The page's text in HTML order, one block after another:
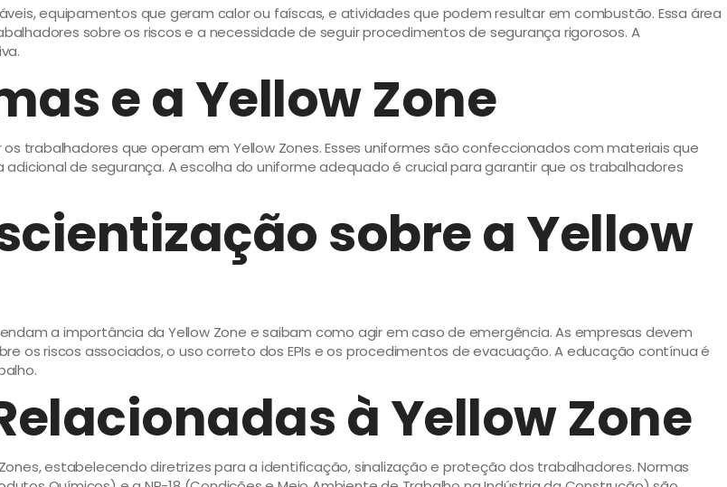
equipamentos que geram calor ou faíscas, e atividades que podem resultar em combustão. Essa área
sobre os riscos e a necessidade de seguir procedimentos de segurança rigorosos. A
e a Yellow Zone
trabalhadores que operam em Yellow Zones. Esses uniformes são confeccionados com materiais que
de segurança. A escolha do uniforme adequado é crucial para garantir que os trabalhadores
sobre a Yellow
a importância da Yellow Zone e saibam como agir em caso de emergência. As empresas devem
os riscos associados, o uso correto dos EPIs e os procedimentos de evacuação. A educação contínua é
à Yellow Zone
estabelecendo diretrizes para a identificação, sinalização e proteção dos trabalhadores. Normas